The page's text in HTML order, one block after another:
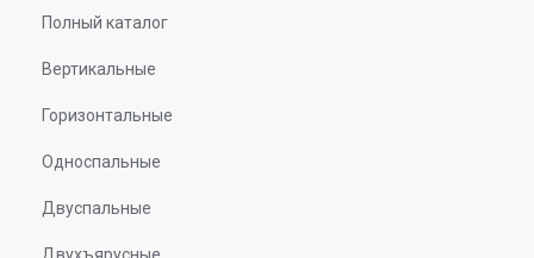
Полный каталог
Вертикальные
Горизонтальные
Односпальные
Двуспальные
Двухъярусные